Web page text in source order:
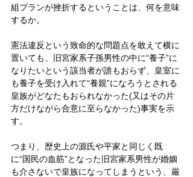
組プランが挫折するということは、何を意味
するか。
憲法違反という致命的な問題点を敢えて横に
置いても、旧宮家系子孫男性の中に“養子”に
なりたいという該当者が誰もおらず、皇室に
も養子を受け入れて“養親”になろうとされる
皇族がどなたもおられなかった(又はその片
方だけながら合意に至らなかった)事実を示
す。
つまり、歴史上の源氏や平家と同じく既
に“国民の血筋”となった旧宮家系男性が婚姻
も介さないで皇族になってしまうという、厳